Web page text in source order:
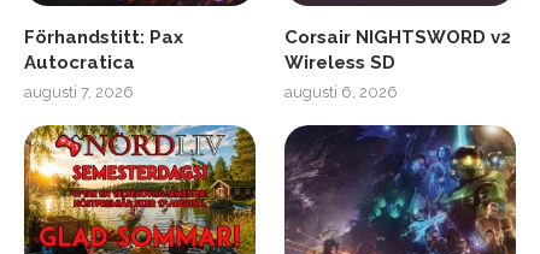
Förhandstitt: Pax
Autocratica
augusti 7, 2026
Corsair NIGHTSWORD v2
Wireless SD
augusti 6, 2026